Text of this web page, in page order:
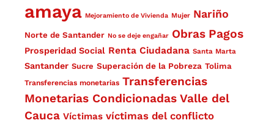
amaya Mejoramiento de Vivienda Mujer Nariño
Norte de Santander No se deje engañar Obras Pagos
Prosperidad Social Renta Ciudadana Santa Marta
Santander Sucre Superación de la Pobreza Tolima
Transferencias monetarias Transferencias
Monetarias Condicionadas Valle del
Cauca Víctimas víctimas del conflicto